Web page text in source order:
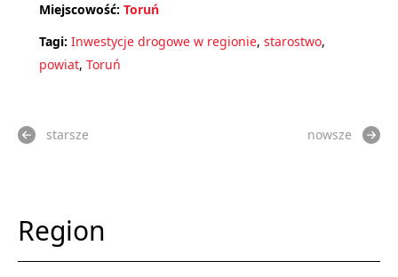
Miejscowość: Toruń
Tagi: Inwestycje drogowe w regionie, starostwo,
powiat, Toruń
starsze nowsze
Region